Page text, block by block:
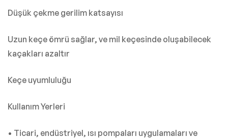
Düşük çekme gerilim katsayısı
Uzun keçe ömrü sağlar, ve mil keçesinde oluşabilecek
kaçakları azaltır
Keçe uyumluluğu
Kullanım Yerleri
• Ticari, endüstriyel, ısı pompaları uygulamaları ve